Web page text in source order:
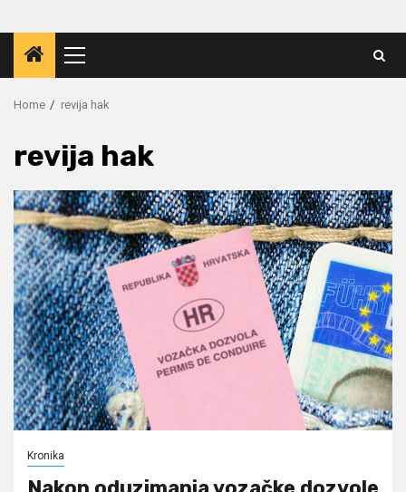
Primary
Menu
Home revija hak
revija hak
Kronika